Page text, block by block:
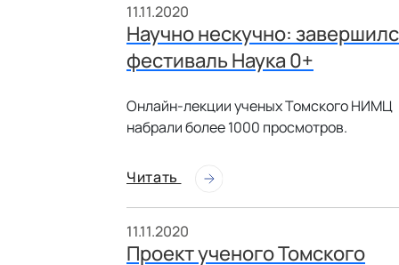
11.11.2020
Научно нескучно:
фестиваль Наука 0+
Онлайн-лекции ученых Томского НИМЦ
набрали более 1000 просмотров.
Читать
11.11.2020
Проект ученого Томского